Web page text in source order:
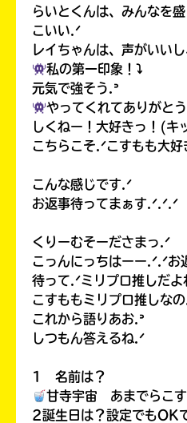
らいとくんは、みんなを
こいい.ᐟ
レイちゃんは、声がいい
私の第一印象！⤵︎
元気で強そう.ᐣ
やってくれてありがと
しくねー！大好きっ！(キ
こちらこそ.ᐟこすもも大好
こんな感じです.ᐟ
お返事待ってまぁす.ᐟ.ᐟ.ᐟ
くりーむそーださまっ.ᐟ
こっんにっちはーー.ᐟ.ᐟお
待って.ᐟミリプロ推しだよ
こすももミリプロ推しな
これから語りあお.ᐣ
しつもん答えるね.ᐟ
1 名前は？
甘寺宇宙 あまでらこ
2誕生日は？設定でもOK